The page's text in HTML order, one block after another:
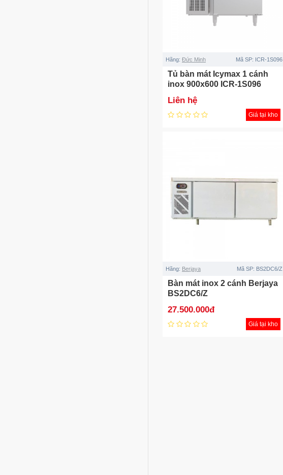
Hãng: Đức Minh Mã SP: ICR-1S096
Tủ bàn mát Icymax 1 cánh
inox 900x600 ICR-1S096
Liên hệ
Giá tại kho
Hãng: Berjaya Mã SP: BS2DC6/Z
Bàn mát inox 2 cánh Berjaya
BS2DC6/Z
27.500.000đ
Giá tại kho